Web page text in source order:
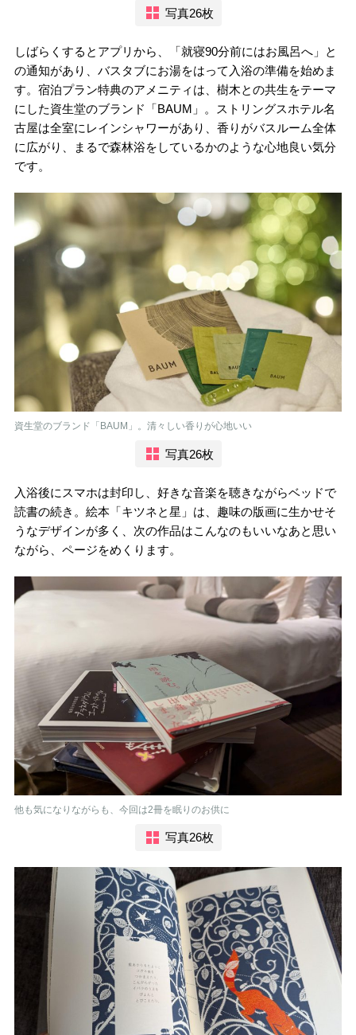
写真26枚
しばらくするとアプリから、「就寝90分前にはお風呂へ」と
の通知があり、バスタブにお湯をはって入浴の準備を始めま
す。宿泊プラン特典のアメニティは、樹木との共生をテーマ
にした資生堂のブランド「BAUM」。ストリングスホテル名
古屋は全室にレインシャワーがあり、香りがバスルーム全体
に広がり、まるで森林浴をしているかのような心地良い気分
です。
資生堂のブランド「BAUM」。清々しい香りが心地いい
写真26枚
入浴後にスマホは封印し、好きな音楽を聴きながらベッドで
読書の続き。絵本「キツネと星」は、趣味の版画に生かせそ
うなデザインが多く、次の作品はこんなのもいいなあと思い
ながら、ページをめくります。
他も気になりながらも、今回は2冊を眠りのお供に
写真26枚